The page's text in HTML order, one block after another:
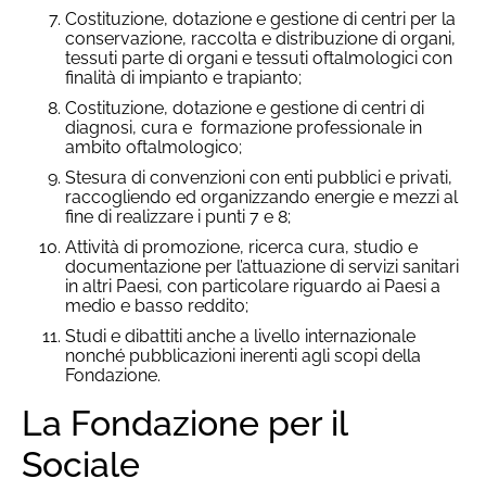
Costituzione, dotazione e gestione di centri per la
conservazione, raccolta e distribuzione di organi,
tessuti parte di organi e tessuti oftalmologici con
finalità di impianto e trapianto;
Costituzione, dotazione e gestione di centri di
diagnosi, cura e formazione professionale in
ambito oftalmologico;
Stesura di convenzioni con enti pubblici e privati,
raccogliendo ed organizzando energie e mezzi al
fine di realizzare i punti 7 e 8;
Attività di promozione, ricerca cura, studio e
documentazione per l’attuazione di servizi sanitari
in altri Paesi, con particolare riguardo ai Paesi a
medio e basso reddito;
Studi e dibattiti anche a livello internazionale
nonché pubblicazioni inerenti agli scopi della
Fondazione.
La Fondazione per il
Sociale